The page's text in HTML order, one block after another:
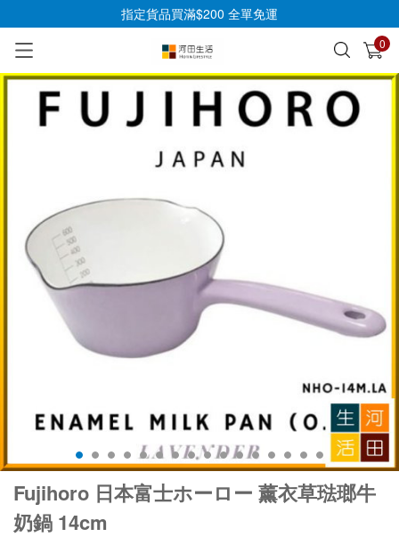
指定貨品買滿$200 全單免運
0
已加入購物車 查看
Fujihoro 日本富士ホーロー 薰衣草琺瑯牛
奶鍋 14cm